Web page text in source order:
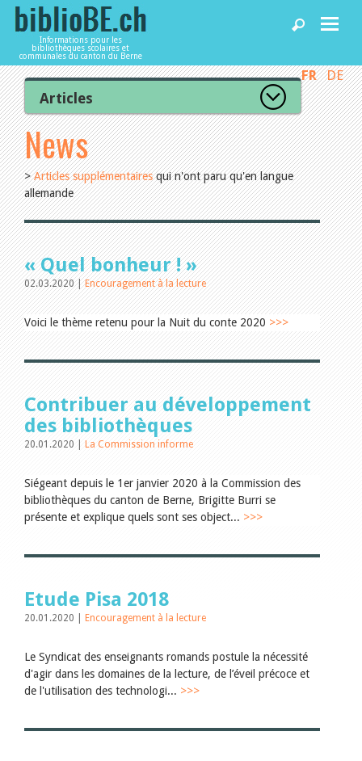
Informations pour les
bibliothèques scolaires et
communales du canton du Berne
Accueil
Articles
Bibliothèques
Agenda
Services
FR DE
Articles
Tous les articles
RSS Feed
Catégories
L’Office de la culture informe
La Commission informe
Les bibliothèques informent
Organisation
Locaux et infrastructure
Collections
Utilisation
Finances
Personnel
Gestion de la qualité
Encouragement à la lecture
A lire
Tags
Auteurs
Julie Greub
Sibylle Birrer
Maria Aellig-Abate
Markus Jost
Markus Keel
Blaise Humbert-Droz
Gabriela Hammel
Brigitte Burri
Tous les auteurs
Juillet 2026
News
>Articles supplémentairesqui n'ont paru qu'en langue
allemande
« Quel bonheur ! »
02.03.2020 |Encouragement à la lecture
Voici le thème retenu pour la Nuit du conte 2020 >>>
Contribuer au développement
des bibliothèques
20.01.2020 | La Commission informe
Siégeant depuis le 1er janvier 2020 à la Commission des
bibliothèques du canton de Berne, Brigitte Burri se
présente et explique quels sont ses object... >>>
Etude Pisa 2018
20.01.2020 | Encouragement à la lecture
Le Syndicat des enseignants romands postule la nécessité
d'agir dans les domaines de la lecture, de l’éveil précoce et
de l'utilisation des technologi... >>>